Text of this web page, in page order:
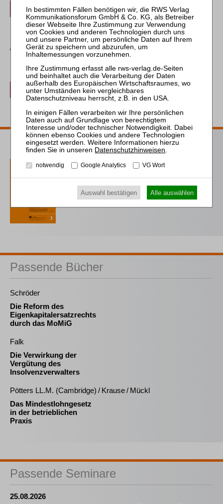
Beitrag für 21,90 € inkl. 7 % MwSt. kaufen
PayPal.
Beitrag für 21,90 € inkl. 7 % MwSt. kaufen
zurück
ZVI Probeabo
1 Ausgaben als kostenfreies Probe-Abo
inkl. 14 Tage kostenfreie ZVI-online-
Nutzung
Probe-Abo bestellen
Passende Bücher
Schröder
Die Reform des
Eigenkapitalersatzrechts
durch das MoMiG
Falk
Die Verwirkung der
Vergütung des
Insolvenzverwalters
Pötters LL.M. (Cambridge) / Krause / Mückl
Das Mindestlohngesetz
in der betrieblichen
Praxis
Passende Seminare
25.08.2026
Datenschutzhinweisen
notwendig Google Analytics VG Wort
Auswahl bestätigen Alle auswählen